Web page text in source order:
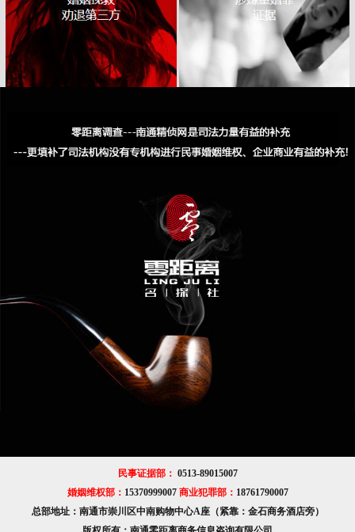
民事证据部： 0513-89015007
婚姻维权部： 15370999007 商业犯罪部： 18761790007
总部地址：南通市崇川区中南购物中心A座（紧靠：金石商务酒店旁）